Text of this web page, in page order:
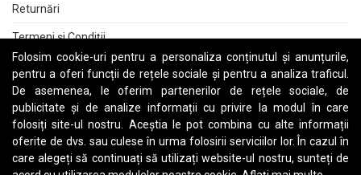
Folosim cookie-uri pentru a personaliza conținutul și anunțurile,
pentru a oferi funcții de rețele sociale și pentru a analiza traficul.
De asemenea, le oferim partenerilor de rețele sociale, de
publicitate și de analize informații cu privire la modul în care
folosiți site-ul nostru. Aceștia le pot combina cu alte informații
oferite de dvs. sau culese în urma folosirii serviciilor lor. În cazul în
care alegeți să continuați să utilizați website-ul nostru, sunteți de
Returnări
Termeni și Condiții
Raport date personale
Cerere stergere cont
ABCDEFGHIJKLMNOPQRSTUV WXYZ